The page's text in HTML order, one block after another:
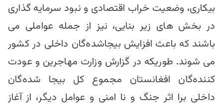
بیکاری، وضعیت خراب اقتصادی و نبود سرمایه گذاری
در بخش های زیر بنایی، نیز از جمله عواملی می
باشند که باعث افزایش بیجاشده‌گان داخلی در کشور
می شوند. طوریکه در گزارش وزارت مهاجرین و عودت
کننده‌گان افغانستان مجموع کل بیجا شده‌گان
داخلی برا اثر جنگ و نا امنی و عوامل دیگر، از آغاز